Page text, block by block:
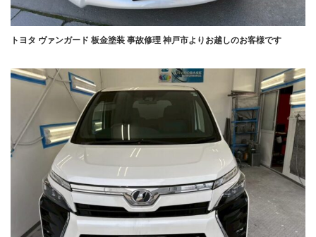
トヨタ ヴァンガード 板金塗装 事故修理 神戸市よりお越しのお客様です